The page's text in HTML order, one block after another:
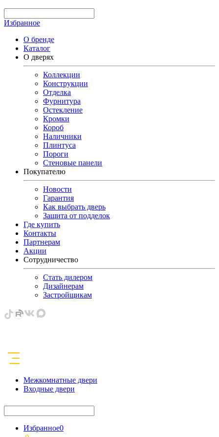
Избранное
О бренде
Каталог
О дверях
Коллекции
Конструкции
Отделка
Фурнитура
Остекление
Кромки
Короб
Наличники
Плинтуса
Пороги
Стеновые панели
Покупателю
Новости
Гарантия
Как выбрать дверь
Защита от подделок
Где купить
Контакты
Партнерам
Акции
Сотрудничество
Стать дилером
Дизайнерам
Застройщикам
Межкомнатные двери
Входные двери
Избранное0